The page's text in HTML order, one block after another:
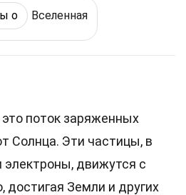
о Вселенная
поток заряженных
Солнца. Эти частицы, в
движутся с
достигая Земли и других